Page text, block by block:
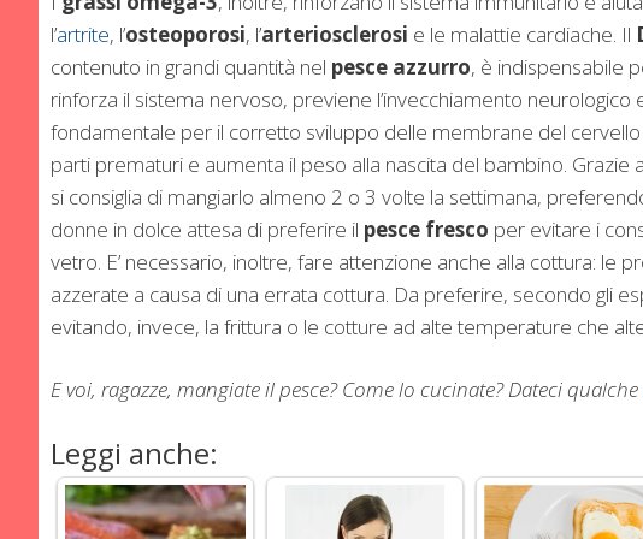
l’artrite, l’osteoporosi, l’arteriosclerosi e le malattie cardiache. Il
contenuto in grandi quantità nel pesce azzurro, è indispensabile
rinforza il sistema nervoso, previene l’invecchiamento neurologico
fondamentale per il corretto sviluppo delle membrane del cervello
parti prematuri e aumenta il peso alla nascita del bambino. Grazie
si consiglia di mangiarlo almeno 2 o 3 volte la settimana,
donne in dolce attesa di preferire il pesce fresco per evitare i
vetro. E’ necessario, inoltre, fare attenzione anche alla cottura: le
azzerate a causa di una errata cottura. Da preferire, secondo gli
evitando, invece, la frittura o le cotture ad alte temperature che
E voi, ragazze, mangiate il pesce? Come lo cucinate? Dateci qualche
Leggi anche: